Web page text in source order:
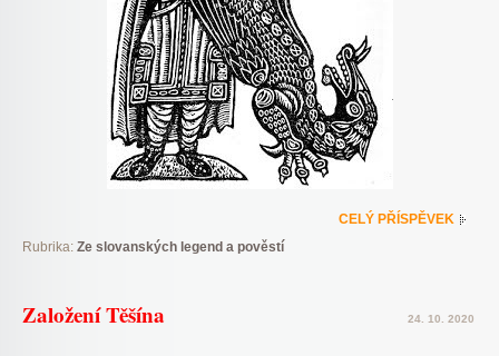
CELÝ PŘÍSPĚVEK
Rubrika: Ze slovanských legend a pověstí
Založení Těšína 24. 10. 2020